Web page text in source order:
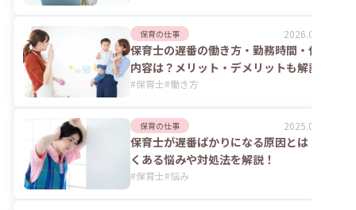
保育の仕事 2026.03.19
保育士の遅番の働き方・勤務時間・仕事
内容は？メリット・デメリットも解説
#保育士#働き方
保育の仕事 2025.06.02
保育士が遅番ばかりになる原因とは？よ
くある悩みや対処法を解説！
#保育士#悩み